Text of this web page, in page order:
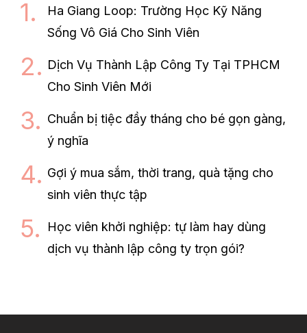
Ha Giang Loop: Trường Học Kỹ Năng
Sống Vô Giá Cho Sinh Viên
Dịch Vụ Thành Lập Công Ty Tại TPHCM
Cho Sinh Viên Mới
Chuẩn bị tiệc đầy tháng cho bé gọn gàng,
ý nghĩa
Gợi ý mua sắm, thời trang, quà tặng cho
sinh viên thực tập
Học viên khởi nghiệp: tự làm hay dùng
dịch vụ thành lập công ty trọn gói?